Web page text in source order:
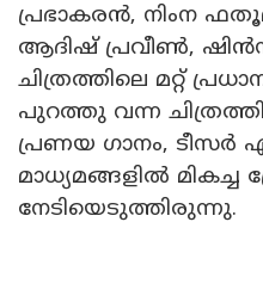
പ്രഭാകരൻ, നിംന
ആദിഷ് പ്രവീൺ,
ചിത്രത്തിലെ മറ്റ്
പുറത്തു വന്ന
പ്രണയ ഗാനം,
മാധ്യമങ്ങളിൽ
നേടിയെടുത്തിരുന്നു.